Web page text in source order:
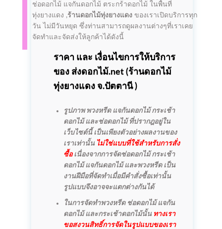
ช่อดอกไม้ แจกันดอกไม้ ตระกร้าดอกไม้ ในพื้นที่
ทุ่งยางแดง ,ร้านดอกไม้ทุ่งยางแดงของเราเปิดบริการทุก
วัน ไม่มีวันหยุด ซึ่งท่านสามารถดูผลงานต่างๆที่เราเคย
จัดทำและจัดส่งให้ลูกค้าได้ดังนี้
ราคา และ เงื่อนไขการให้บริการ
ของ ส่งดอกไม้.net (ร้านดอกไม้
ทุ่งยางแดง จ.ปัตตานี )
รูปภาพ พวงหรีด แจกันดอกไม้ กระเช้า
ดอกไม้ และช่อดอกไม้ ที่ปรากฎอยู่ใน
เว็บไซต์นี้ เป็นเพียงตัวอย่างผลงานของ
เราเท่านั้น ไม่ใช่แบบที่ใช้สำหรับการสั่ง
ซื้อเนื่องจากการจัดช่อดอกไม้ กระเช้า
ดอกไม้ แจกันดอกไม้ และพวงหรีด เป็น
งานฝีมือที่จัดทำเมื่อมีคำสั่งซื้อเท่านั้น
รูปแบบจึงอาจจะแตกต่างกันได้
ในการจัดทำพวงหรีด ช่อดอกไม้ แจกัน
ดอกไม้ และกระเช้าดอกไม้นั้น ทางเรา
ขอสงวนสิทธิ์การจัดในรูปแบบของเรา